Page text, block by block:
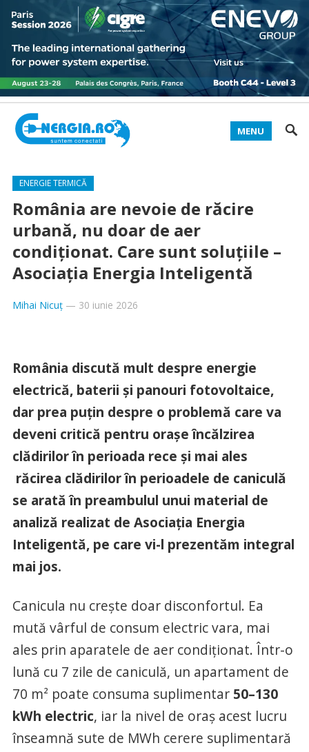
MENU
ENERGIE TERMICĂ
România are nevoie de răcire
urbană, nu doar de aer
condiționat. Care sunt soluțiile –
Asociația Energia Inteligentă
Mihai Nicuț— 30 iunie 2026
România discută mult despre energie
electrică, baterii și panouri fotovoltaice,
dar prea puțin despre o problemă care va
deveni critică pentru orașe încălzirea
clădirilor în perioada rece și mai ales
răcirea clădirilor în perioadele de caniculă
se arată în preambulul unui material de
analiză realizat de Asociația Energia
Inteligentă, pe care vi-l prezentăm integral
mai jos.
Canicula nu crește doar disconfortul. Ea
mută vârful de consum electric vara, mai
ales prin aparatele de aer condiționat. Într-o
lună cu 7 zile de caniculă, un apartament de
70 m² poate consuma suplimentar 50–130
kWh electric, iar la nivel de oraș acest lucru
înseamnă sute de MWh cerere suplimentară